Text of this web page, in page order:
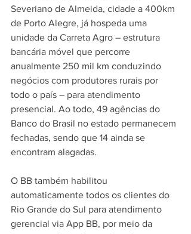
Severiano de Almeida, cidade a 400km
de Porto Alegre, já hospeda uma
unidade da Carreta Agro – estrutura
bancária móvel que percorre
anualmente 250 mil km conduzindo
negócios com produtores rurais por
todo o país – para atendimento
presencial. Ao todo, 49 agências do
Banco do Brasil no estado permanecem
fechadas, sendo que 14 ainda se
encontram alagadas.
O BB também habilitou
automaticamente todos os clientes do
Rio Grande do Sul para atendimento
gerencial via App BB, por meio da